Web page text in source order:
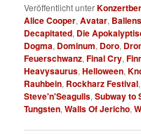
Veröffentlicht unter
Alice Cooper,Avatar,
Decapitated, Die
Dogma, Dominum, Doro,
Feuerschwanz,Final Cry,
Heavysaurus,Helloween,
Rauhbein, Rockharz Festival,
Steve'n'Seagulls,Subway to
Tungsten,Walls Of Jericho,